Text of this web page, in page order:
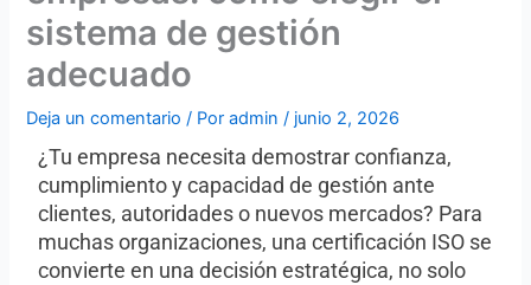
sistema de gestión
adecuado
Deja un comentario / Poradmin/ junio 2, 2026
¿Tu empresa necesita demostrar confianza,
cumplimiento y capacidad de gestión ante
clientes, autoridades o nuevos mercados? Para
muchas organizaciones, una certificación ISO se
convierte en una decisión estratégica, no solo